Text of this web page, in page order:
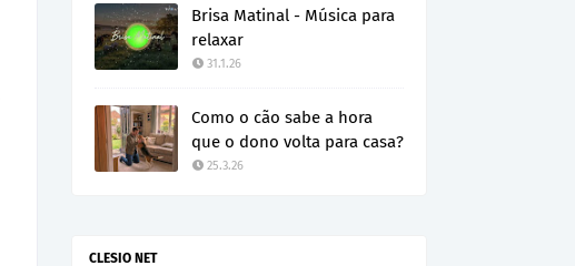
Brisa Matinal - Música para
relaxar
31.1.26
Como o cão sabe a hora
que o dono volta para casa?
25.3.26
CLESIO NET